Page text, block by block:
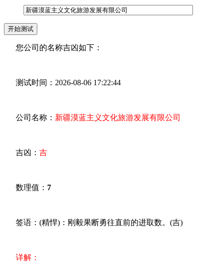
您公司的名称吉凶如下：
测试时间：2026-08-06 17:22:44
公司名称： 新疆漠蓝主义文化旅游发展有限公司
吉凶： 吉
数理值： 7
签语：(精悍)：刚毅果断勇往直前的进取数。(吉)
详解：